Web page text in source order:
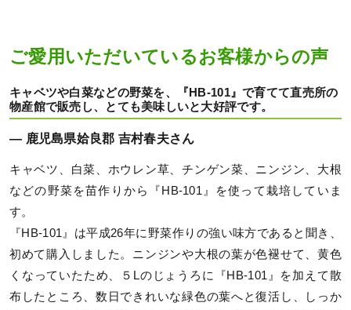
ご愛用いただいているお客様からの声
キャベツや白菜などの野菜を、『HB-101』で育てて直売所の
物産館で販売し、とても美味しいと大好評です。
― 鹿児島県姶良郡 吉村春夫さん
キャベツ、白菜、ホウレン草、チンゲン菜、ニンジン、大根
などの野菜を苗作りから『HB-101』を使って栽培していま
す。
『HB-101』は平成26年に野菜作りの強い味方であると聞き、
初めて購入しました。ニンジンや大根の葉が色褪せて、黄色
くなっていたため、５Lのじょうろに『HB-101』を加えて散
布したところ、数日できれいな緑色の葉へと復活し、しっか